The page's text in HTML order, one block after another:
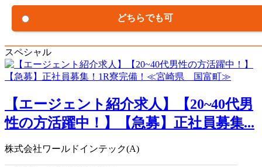
どちらでも可
スペシャル
【エージェント紹介求人】【20~40代男
性の方活躍中！】【急募】正社員募集...
株式会社ワールドインテック(A)